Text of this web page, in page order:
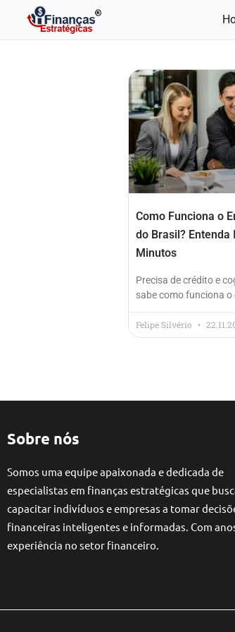
Como Funciona o
do Brasil? Entenda
Minutos
Precisa de crédito e
sabe como funciona
Felipe Silvério
Sobre nós
Somos uma equipe apaixonada e dedicada de
especialistas em finanças estratégicas que
capacitar indivíduos e empresas a tomar
financeiras inteligentes e informadas. Com
experiência no setor financeiro.